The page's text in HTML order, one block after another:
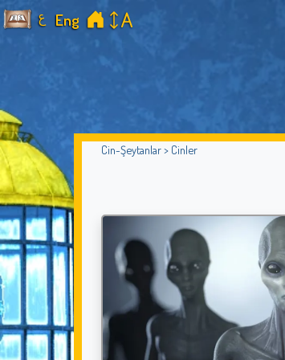
Eng ع
Cin-Şeytanlar > Cinler